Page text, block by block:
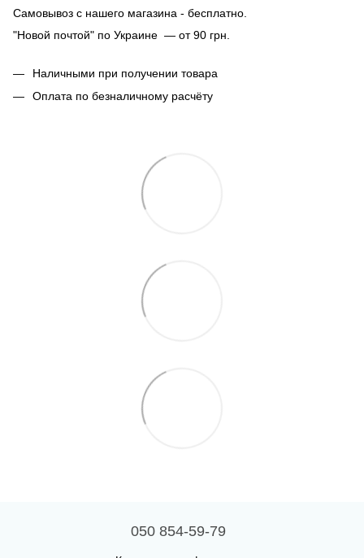
Самовывоз с нашего магазина - бесплатно.
"Новой почтой" по Украине — от 90 грн.
Наличными при получении товара
Оплата по безналичному расчёту
050 854-59-79